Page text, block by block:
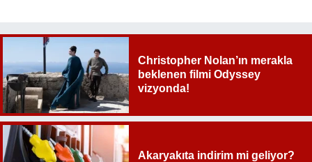
Christopher Nolan’ın merakla
beklenen filmi Odyssey
vizyonda!
Akaryakıta indirim mi geliyor?